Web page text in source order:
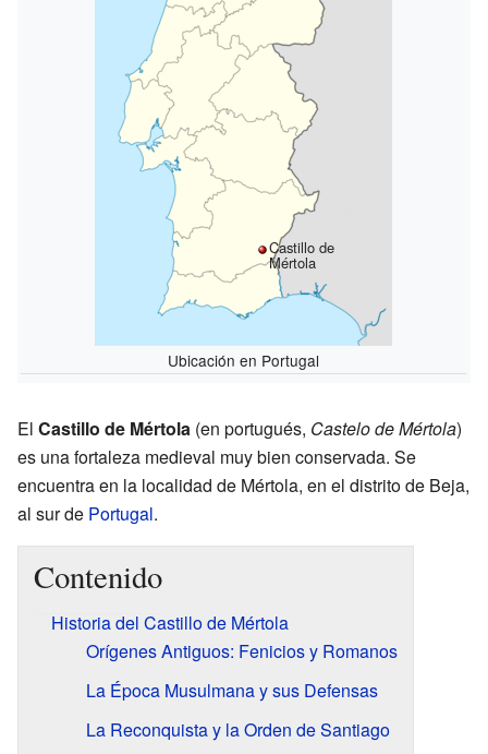
Castillo de
Mértola
Ubicación en Portugal
El Castillo de Mértola (en portugués, Castelo de Mértola)
es una fortaleza medieval muy bien conservada. Se
encuentra en la localidad de Mértola, en el distrito de Beja,
al sur de Portugal.
Contenido
Historia del Castillo de Mértola
Orígenes Antiguos: Fenicios y Romanos
La Época Musulmana y sus Defensas
La Reconquista y la Orden de Santiago